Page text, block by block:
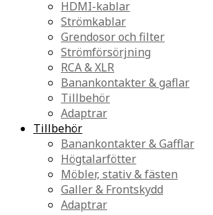
HDMI-kablar
Strömkablar
Grendosor och filter
Strömförsörjning
RCA & XLR
Banankontakter & gaflar
Tillbehör
Adaptrar
Tillbehör
Banankontakter & Gafflar
Högtalarfötter
Möbler, stativ & fästen
Galler & Frontskydd
Adaptrar